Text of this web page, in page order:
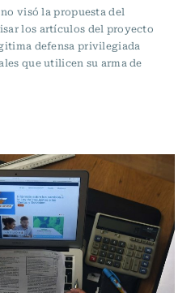
visó la propuesta del
los artículos del proyecto
defensa privilegiada
que utilicen su arma de